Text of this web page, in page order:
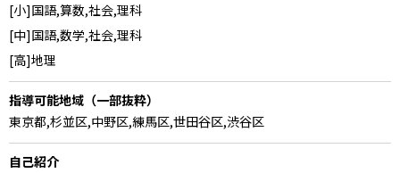
[小]国語,算数,社会,理科
[中]国語,数学,社会,理科
[高]地理
指導可能地域（一部抜粋）
東京都,杉並区,中野区,練馬区,世田谷区,渋谷区
自己紹介